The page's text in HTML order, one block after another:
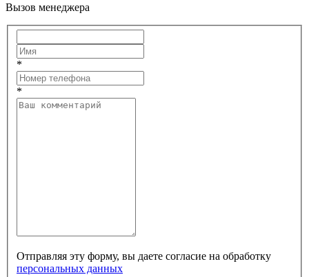
Вызов менеджера
*
*
Отправляя эту форму, вы даете согласие на обработку
персональных данных